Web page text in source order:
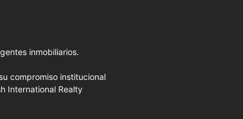
inmobiliarios.
compromiso institucional
International Realty